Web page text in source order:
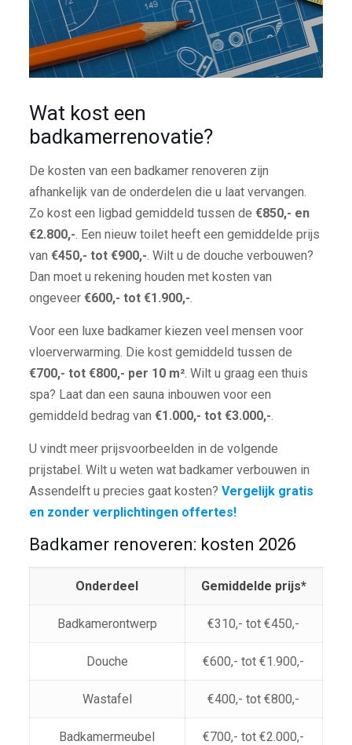
Wat kost een
badkamerrenovatie?
De kosten van een badkamer renoveren zijn
afhankelijk van de onderdelen die u laat vervangen.
Zo kost een ligbad gemiddeld tussen de €850,- en
€2.800,-. Een nieuw toilet heeft een gemiddelde prijs
van €450,- tot €900,-. Wilt u de douche verbouwen?
Dan moet u rekening houden met kosten van
ongeveer €600,- tot €1.900,-.
Voor een luxe badkamer kiezen veel mensen voor
vloerverwarming. Die kost gemiddeld tussen de
€700,- tot €800,- per 10 m². Wilt u graag een thuis
spa? Laat dan een sauna inbouwen voor een
gemiddeld bedrag van €1.000,- tot €3.000,-.
U vindt meer prijsvoorbeelden in de volgende
prijstabel. Wilt u weten wat badkamer verbouwen in
Assendelft u precies gaat kosten? Vergelijk gratis
en zonder verplichtingen offertes!
Badkamer renoveren: kosten 2026
Onderdeel Gemiddelde prijs*
Badkamerontwerp €310,- tot €450,-
Douche €600,- tot €1.900,-
Wastafel €400,- tot €800,-
Badkamermeubel €700,- tot €2.000,-